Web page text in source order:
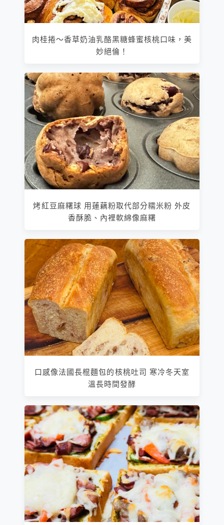
肉桂捲～香草奶油乳酪黑糖蜂蜜核桃口味，美
妙絕倫！
烤紅豆麻糬球 用蓮藕粉取代部分糯米粉 外皮
香酥脆、內裡軟綿像麻糬
口感像法國長棍麵包的核桃吐司 寒冷冬天室
溫長時間發酵